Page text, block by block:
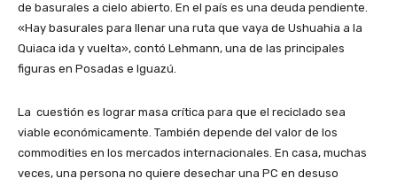
de basurales a cielo abierto. En el país es una deuda pendiente.
«Hay basurales para llenar una ruta que vaya de Ushuahia a la
Quiaca ida y vuelta», contó Lehmann, una de las principales
figuras en Posadas e Iguazú.
La cuestión es lograr masa crítica para que el reciclado sea
viable económicamente. También depende del valor de los
commodities en los mercados internacionales. En casa, muchas
veces, una persona no quiere desechar una PC en desuso